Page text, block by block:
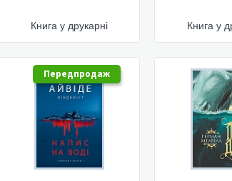
Книга у друкарні Книга у
Передпродаж